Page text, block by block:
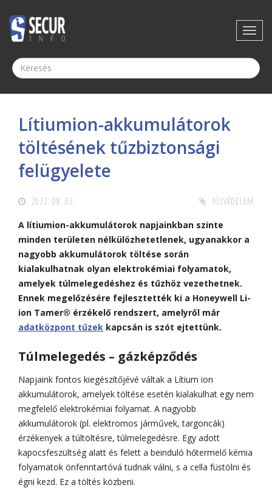
Lítiumion-akkumulátorok
töltésének tűzbiztonsági
felügyelete
2022. 08. 03. TŰZVÉDELEM
A lítiumion-akkumulátorok napjainkban szinte
minden területen nélkülözhetetlenek, ugyanakkor a
nagyobb akkumulátorok töltése során
kialakulhatnak olyan elektrokémiai folyamatok,
amelyek túlmelegedéshez és tűzhöz vezethetnek.
Ennek megelőzésére fejlesztették ki a Honeywell Li-
ion Tamer® érzékelő rendszert, amelyről már
adatközpont tűzek kapcsán is szót ejtettünk.
Túlmelegedés – gázképződés
Napjaink fontos kiegészítőjévé váltak a Lítium ion
akkumulátorok, amelyek töltése esetén kialakulhat egy nem
megfelelő elektrokémiai folyamat. A nagyobb
akkumulátorok (pl. elektromos járművek, targoncák)
érzékenyek a túltöltésre, túlmelegedésre. Egy adott
kapocsfeszültség alatt és felett a beinduló hőtermelő kémia
folyamatok önfenntartóvá tudnak válni, s a cella füstölni és
égni kezd. Ez a töltés közbeni.